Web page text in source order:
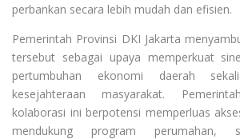
perbankan secara lebih mudah dan efisien.
Pemerintah Provinsi DKI Jakarta
tersebut sebagai upaya memperkuat
pertumbuhan ekonomi daerah
kesejahteraan masyarakat.
kolaborasi ini berpotensi memperluas
mendukung program perumahan,